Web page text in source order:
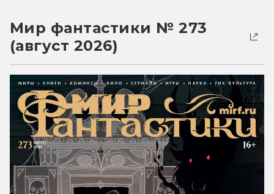
Мир фантастики № 273
(август 2026)